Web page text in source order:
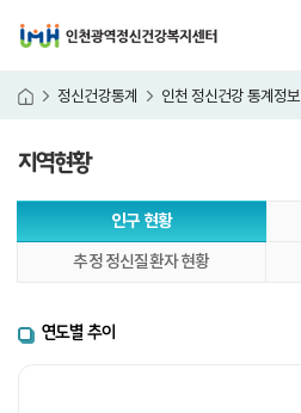
홈 정신건강통계 인천 정신건강 통계정보
지역현황
문
인구 현황
추정 정신질환자 현황
연도별 추이